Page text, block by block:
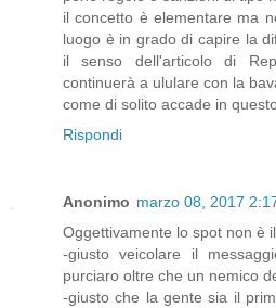
il concetto è elementare ma
luogo è in grado di capire la
il senso dell'articolo di
continuerà a ululare con la
come di solito accade in
Rispondi
Anonimo marzo 08, 2017
Oggettivamente lo spot non è
-giusto veicolare il
purciaro oltre che un nemico
-giusto che la gente sia il